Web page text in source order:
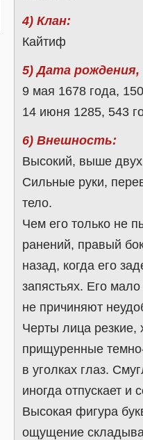
4) Клан:
Кайтиф
5) Дата рождения,
9 мая 1678 года,
14 июня 1285, 543
6) Внешность:
Высокий, выше двух
Сильные руки,
тело.
Чем его только не
ранений, правый
назад, когда его
запястьях. Его
не причиняют
Черты лица резкие,
прищуренные
в уголках глаз.
иногда отпускает и
Высокая фигура
ощущение